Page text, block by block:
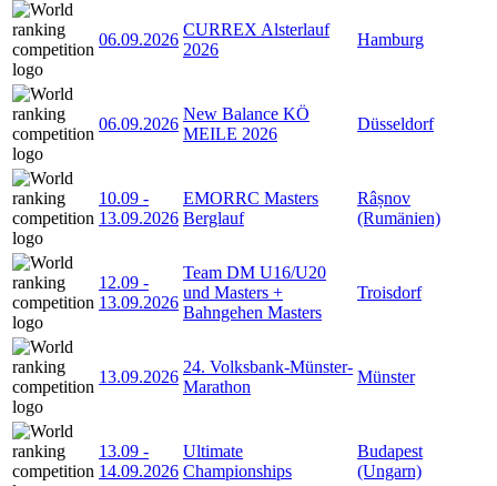
06.09.2026
CURREX Alsterlauf
2026
Hamburg
06.09.2026
New Balance KÖ
MEILE 2026
Düsseldorf
10.09 -
13.09.2026
EMORRC Masters
Berglauf
Râșnov
(Rumänien)
12.09 -
13.09.2026
Team DM U16/U20
und Masters +
Bahngehen Masters
Troisdorf
13.09.2026
24. Volksbank-Münster-
Marathon
Münster
13.09 -
14.09.2026
Ultimate
Championships
Budapest
(Ungarn)